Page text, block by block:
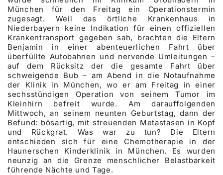
München für den Freitag ein Operationstermin
zugesagt. Weil das örtliche Krankenhaus in
Niederbayern keine Indikation für einen offiziellen
Krankentransport gegeben sah, brachten die Eltern
Benjamin in einer abenteuerlichen Fahrt über
überfüllte Autobahnen und nervende Umleitungen –
auf dem Rücksitz der die gesamte Fahrt über
schweigende Bub – am Abend in die Notaufnahme
der Klinik in München, wo er am Freitag in einer
sechsstündigen Operation von seinem Tumor im
Kleinhirn befreit wurde. Am darauffolgenden
Mittwoch, an seinem neunten Geburtstag, dann der
Befund: bösartig, mit streuenden Metastasen in Kopf
und Rückgrat. Was war zu tun? Die Eltern
entschieden sich für eine Chemotherapie in der
Haunerschen Kinderklinik in München. Es wurden
neunzig an die Grenze menschlicher Belastbarkeit
führende Nächte und Tage.